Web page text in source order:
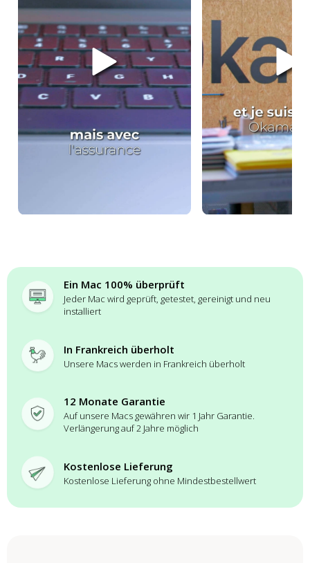
Ein Mac 100% überprüft
Jeder Mac wird geprüft, getestet, gereinigt und neu
installiert
In Frankreich überholt
Unsere Macs werden in Frankreich überholt
12 Monate Garantie
Auf unsere Macs gewähren wir 1 Jahr Garantie.
Verlängerung auf 2 Jahre möglich
Kostenlose Lieferung
Kostenlose Lieferung ohne Mindestbestellwert